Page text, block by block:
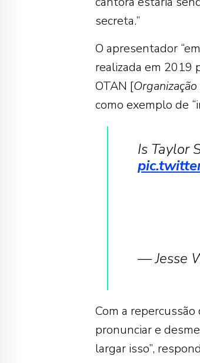
secreta.”
O apresentador
realizada em 2019
OTAN [
como exemplo de
Is Taylor
— Jesse
Com a repercussão
pronunciar e
largar isso”,